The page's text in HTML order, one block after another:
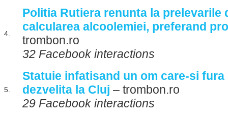
4.
Politia Rutiera renunta la prelevarile
calcularea alcoolemiei, preferand
trombon.ro
32 Facebook interactions
5.
Statuie infatisand un om care-si
dezvelita la Cluj – trombon.ro
29 Facebook interactions